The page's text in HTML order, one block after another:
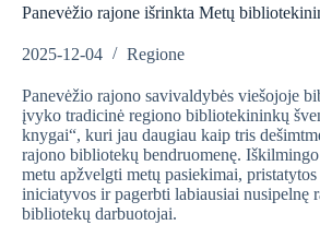
Panevėžio rajone išrinkta Metų
2025-12-04 Regione
Panevėžio rajono savivaldybės viešojoje
įvyko tradicinė regiono bibliotekininkų
knygai“, kuri jau daugiau kaip tris
rajono bibliotekų bendruomenę.
metu apžvelgti metų pasiekimai,
iniciatyvos ir pagerbti labiausiai nusipelnę
bibliotekų darbuotojai.